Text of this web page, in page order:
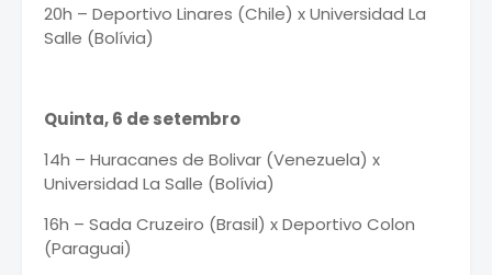
20h – Deportivo Linares (Chile) x Universidad La
Salle (Bolívia)
Quinta, 6 de setembro
14h – Huracanes de Bolivar (Venezuela) x
Universidad La Salle (Bolívia)
16h – Sada Cruzeiro (Brasil) x Deportivo Colon
(Paraguai)